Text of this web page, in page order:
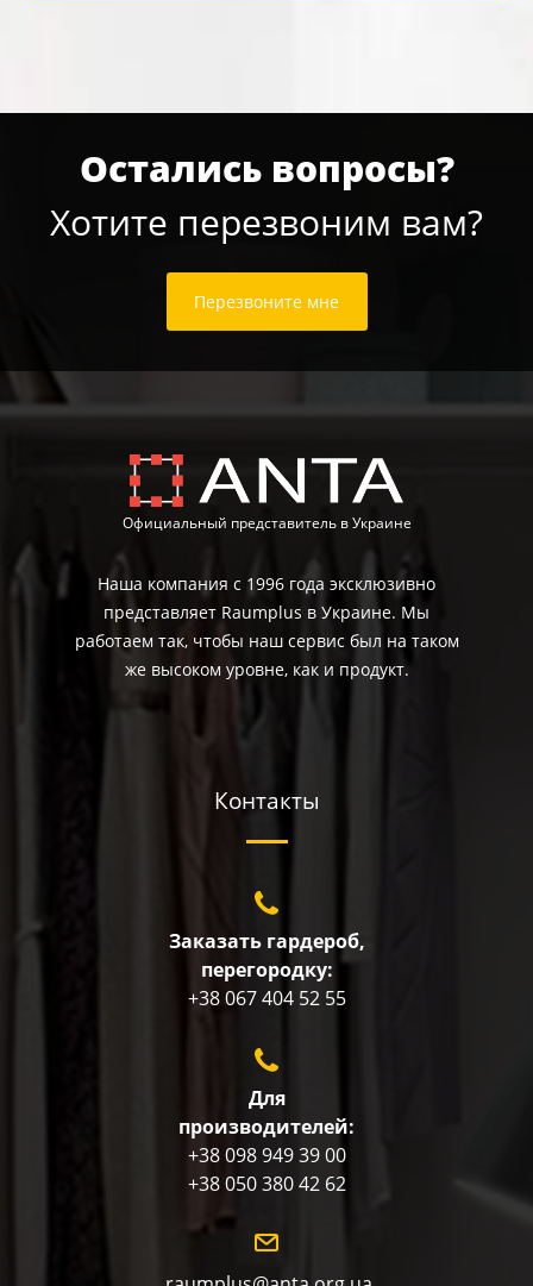
Остались вопросы?
Хотите перезвоним вам?
Перезвоните мне
Официальный представитель в Украине
Наша компания с 1996 года эксклюзивно
представляет Raumplus в Украине. Мы
работаем так, чтобы наш сервис был на таком
же высоком уровне, как и продукт.
Контакты
Заказать гардероб,
перегородку:
+38 067 404 52 55
Для
производителей:
+38 098 949 39 00
+38 050 380 42 62